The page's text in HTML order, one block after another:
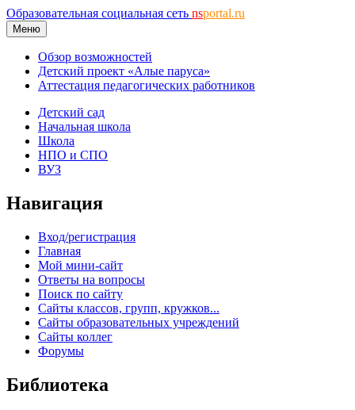
Образовательная социальная сеть nsportal.ru
Меню
Обзор возможностей
Детский проект «Алые паруса»
Аттестация педагогических работников
Детский сад
Начальная школа
Школа
НПО и СПО
ВУЗ
Навигация
Вход/регистрация
Главная
Мой мини-сайт
Ответы на вопросы
Поиск по сайту
Сайты классов, групп, кружков...
Сайты образовательных учреждений
Сайты коллег
Форумы
Библиотека